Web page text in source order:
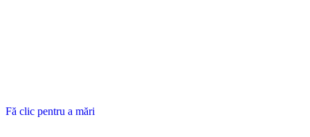
Fă clic pentru a mări